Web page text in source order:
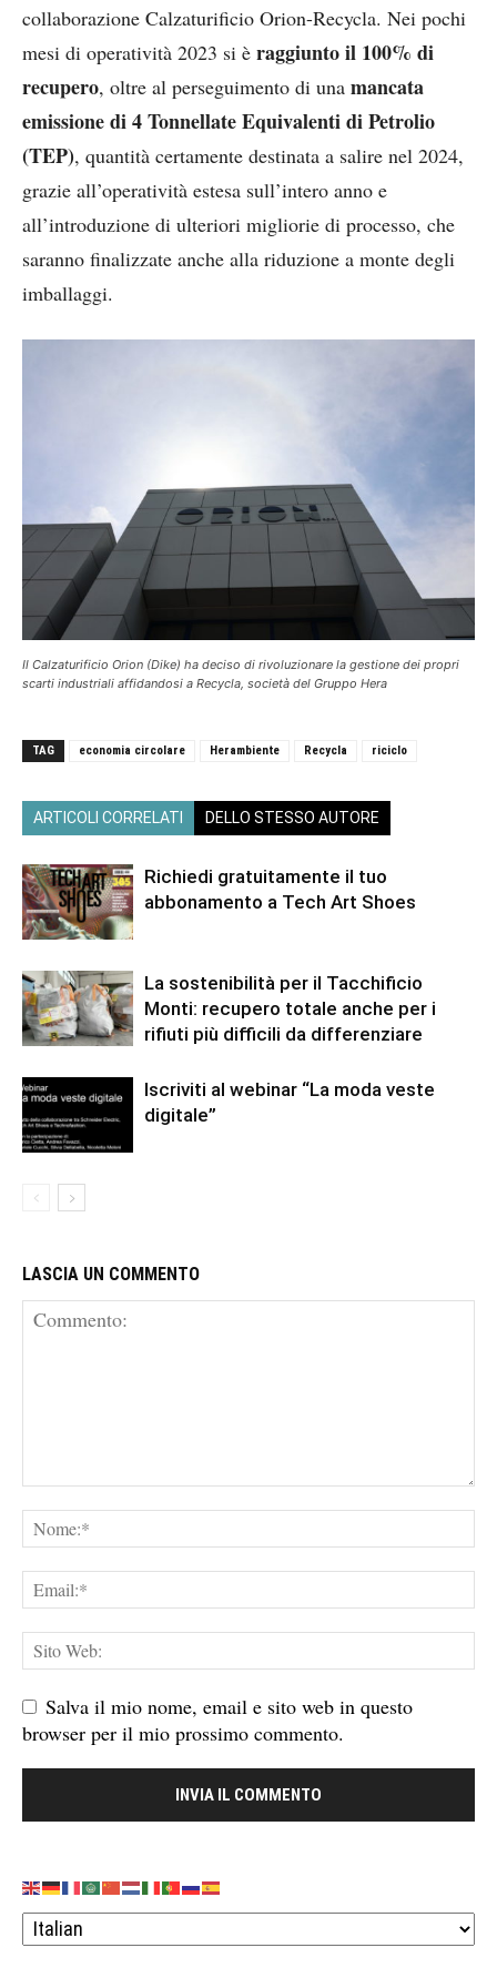
collaborazione Calzaturificio Orion-Recycla. Nei pochi
mesi di operatività 2023 si è raggiunto il 100% di
recupero, oltre al perseguimento di una mancata
emissione di 4 Tonnellate Equivalenti di Petrolio
(TEP), quantità certamente destinata a salire nel 2024,
grazie all’operatività estesa sull’intero anno e
all’introduzione di ulteriori migliorie di processo, che
saranno finalizzate anche alla riduzione a monte degli
imballaggi.
Il Calzaturificio Orion (Dike) ha deciso di rivoluzionare la gestione dei propri
scarti industriali affidandosi a Recycla, società del Gruppo Hera
TAG economia circolare Herambiente Recycla riciclo
ARTICOLI CORRELATI DELLO STESSO AUTORE
Richiedi gratuitamente il tuo
abbonamento a Tech Art Shoes
La sostenibilità per il Tacchificio
Monti: recupero totale anche per i
rifiuti più difficili da differenziare
Iscriviti al webinar “La moda veste
digitale”
LASCIA UN COMMENTO
Salva il mio nome, email e sito web in questo
browser per il mio prossimo commento.